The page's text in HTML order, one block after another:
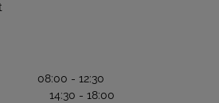
08:00 - 12:30
18:00